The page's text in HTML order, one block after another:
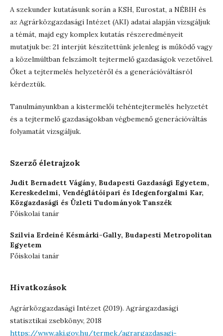
A szekunder kutatásunk során a KSH, Eurostat, a NÉBIH és
az Agrárközgazdasági Intézet (AKI) adatai alapján vizsgáljuk
a témát, majd egy komplex kutatás részeredményeit
mutatjuk be: 21 interjút készítettünk jelenleg is működő vagy
a közelmúltban felszámolt tejtermelő gazdaságok vezetőivel.
Őket a tejtermelés helyzetéről és a generációváltásról
kérdeztük.
Tanulmányunkban a kistermelői tehéntejtermelés helyzetét
és a tejtermelő gazdaságokban végbemenő generációváltás
folyamatát vizsgáljuk.
Szerző életrajzok
Judit Bernadett Vágány, Budapesti Gazdasági Egyetem,
Kereskedelmi, Vendéglátóipari és Idegenforgalmi Kar,
Közgazdasági és Üzleti Tudományok Tanszék
Főiskolai tanár
Szilvia Erdeiné Késmárki-Gally, Budapesti Metropolitan
Egyetem
Főiskolai tanár
Hivatkozások
Agrárközgazdasági Intézet (2019). Agrárgazdasági
statisztikai zsebkönyv, 2018
https://www.aki.gov.hu/termek/agrargazdasagi-